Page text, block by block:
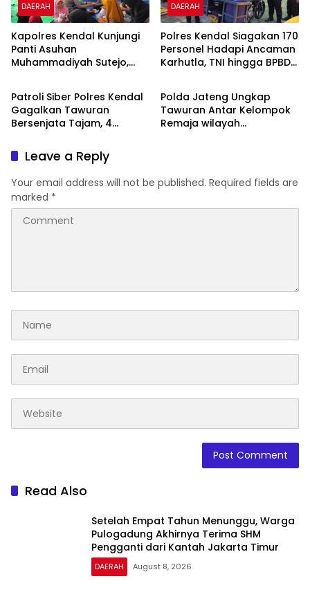
DAERAH
Kapolres Kendal Kunjungi
Panti Asuhan
Muhammadiyah Sutejo,
DAERAH
Polres Kendal Siagakan 170
Personel Hadapi Ancaman
Karhutla, TNI hingga BPBD
DAERAH
Patroli Siber Polres Kendal
Gagalkan Tawuran
Bersenjata Tajam, 4
DAERAH
Polda Jateng Ungkap
Tawuran Antar Kelompok
Remaja wilayah
Leave a Reply
Your email address will not be published. Required fields are
marked *
Read Also
Setelah Empat Tahun Menunggu, Warga
Pulogadung Akhirnya Terima SHM
Pengganti dari Kantah Jakarta Timur
DAERAH August 8, 2026